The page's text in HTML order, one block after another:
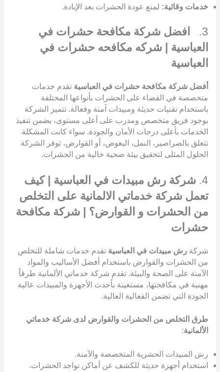
خدمات وقائية: لمنع عودة الحشرات بعد الإبادة.
3.
افضل شركة مكافحة حشرات في
العباسية | شركه مكافحه حشرات في
العباسية
أفضل شركة مكافحة حشرات في العباسية تقدم خدمات
متخصصة في القضاء على الحشرات بأنواعها المختلفة
باستخدام تقنيات حديثة ومبيدات آمنة وفعالة. تتميز الشركة
بوجود فريق متخصص ومدرب على أعلى مستوى، يضمن تنفيذ
الخدمات بأعلى درجات الأمان والجودة. سواء كانت المشكلة
تتعلق بالصراصير، النمل، البعوض، أو القوارض، توفر الشركة
الحلول المثلى لتحقيق بيئة صحية خالية من الحشرات.
4. شركة رش مبيدات في العباسية | كيف
تعمل شركة خدماتي الالمانية على التخلص
من الحشرات و القوارض؟ | شركة مكافحة
حشرات
شركة رش مبيدات في العباسية تقدم خدمات شاملة للتخلص
من الحشرات والقوارض باستخدام أفضل الأساليب والمواد
الآمنة على الصحة والبيئة. تقدم شركة خدماتي الألمانية طرقاً
مهنية في مكافحتها، مستعينة بأحدث الأجهزة والمبيدات عالية
الجودة التي تضمن الفعالية العالية.
طرق التخلص من الحشرات والقوارض لدى شركة خدماتي
الألمانية:
رش المبيدات الحشرية المتخصصة والآمنة.
استخدام أجهزة حديثة للكشف عن أماكن تواجد الحشرات.